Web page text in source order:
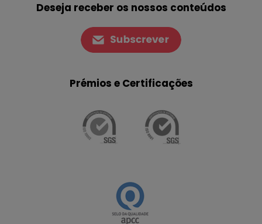
Deseja receber os nossos conteúdos
Prémios e Certificações